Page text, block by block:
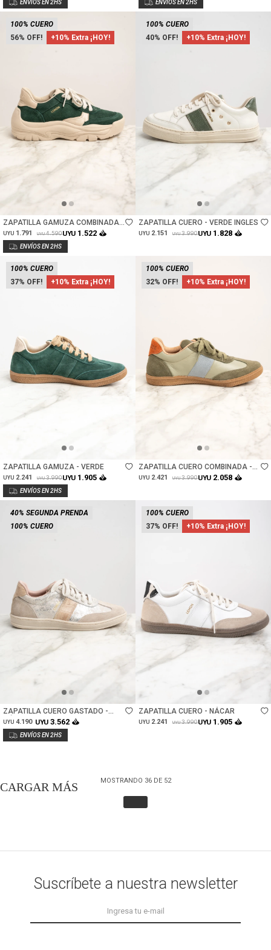
56 +10% Extra ¡HOY!
100% CUERO
ZAPATILLA GAMUZA COMBINADA -
VERDE
UYU 1.791 UYU 4.590UYU 1.522
40 +10% Extra ¡HOY!
100% CUERO
ZAPATILLA CUERO - VERDE INGLES
UYU 2.151 UYU 3.990UYU 1.828
37 +10% Extra ¡HOY!
100% CUERO
ZAPATILLA GAMUZA - VERDE
UYU 2.241 UYU 3.990UYU 1.905
32 +10% Extra ¡HOY!
100% CUERO
ZAPATILLA CUERO COMBINADA -
SAFARI
UYU 2.421 UYU 3.990UYU 2.058
100% CUERO
40% SEGUNDA PRENDA
ZAPATILLA CUERO GASTADO -
NÁCAR
UYU 4.190 UYU 3.562
37 +10% Extra ¡HOY!
100% CUERO
ZAPATILLA CUERO - NÁCAR
UYU 2.241 UYU 3.990UYU 1.905
MOSTRANDO 36DE 52
Suscríbete a nuestra newsletter